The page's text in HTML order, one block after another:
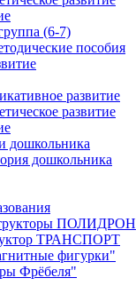
(6-7)
пособия
развитие
развитие
дошкольника
дошкольника
ПОЛИДРОН
ТРАНСПОРТ
фигурки"
Фрёбеля"